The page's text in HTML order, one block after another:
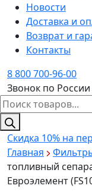
Новости
Доставка и
Возврат и
Контакты
8 800 700-96-00
Звонок по
Поиск
товаров
Скидка 10% на
Главная
топливный
Евроэлемент